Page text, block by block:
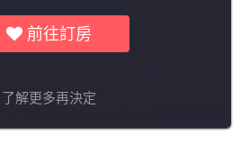
前往訂房
了解更多再決定